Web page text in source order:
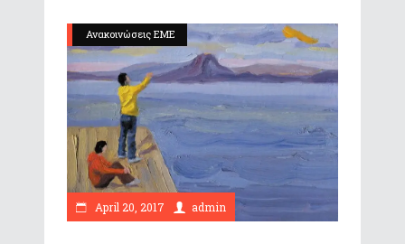
Ανακοινώσεις ΕΜΕ
April 20, 2017 admin